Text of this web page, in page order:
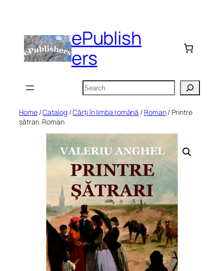
content
ePublish
ers
Search
Home/Catalog/Cărți în limba română / Roman/ Printre
șătrari. Roman